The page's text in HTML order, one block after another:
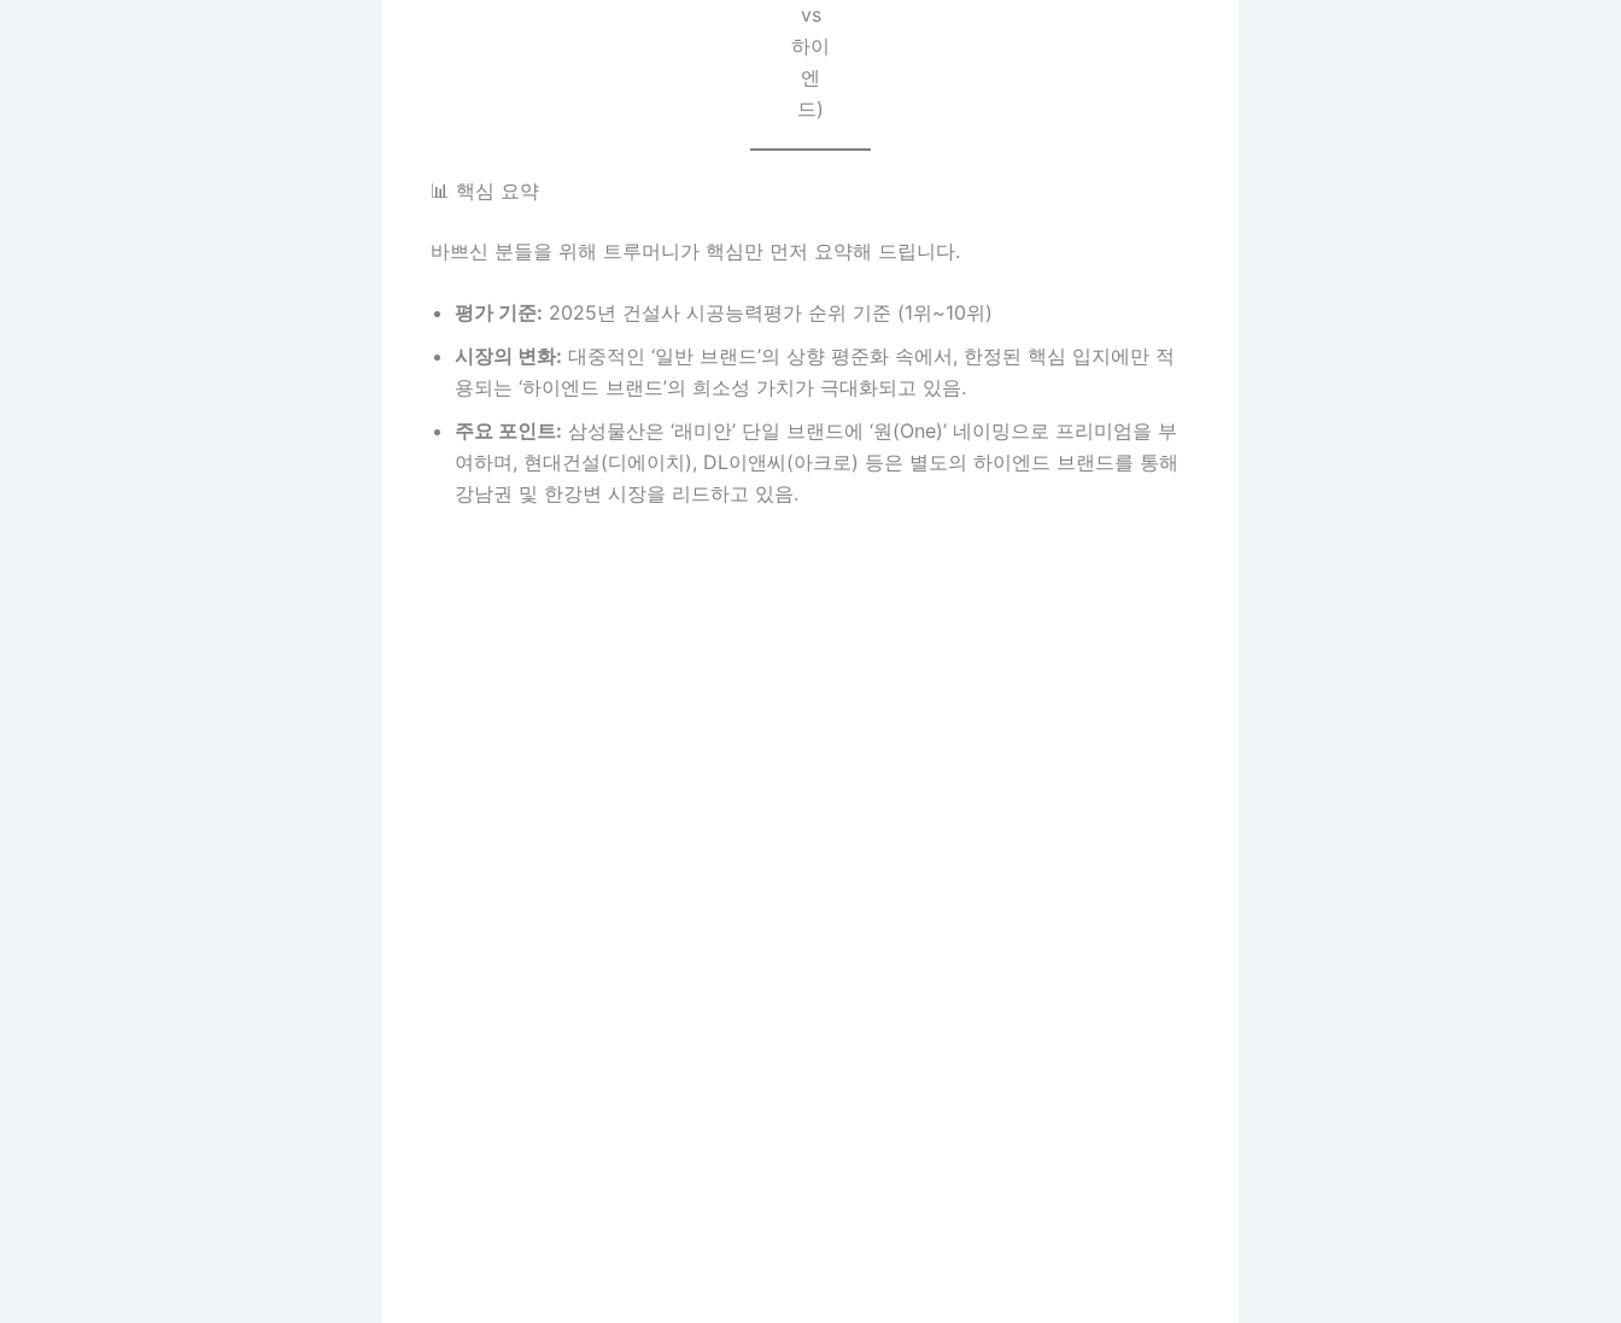
vs
하이
엔
드)
📊 핵심 요약
바쁘신 분들을 위해 트루머니가 핵심만 먼저 요약해 드립니다.
평가 기준: 2025년 건설사 시공능력평가 순위 기준 (1위~10위)
시장의 변화: 대중적인 ‘일반 브랜드’의 상향 평준화 속에서, 한정된 핵심 입지에만 적
용되는 ‘하이엔드 브랜드’의 희소성 가치가 극대화되고 있음.
주요 포인트: 삼성물산은 ‘래미안’ 단일 브랜드에 ‘원(One)’ 네이밍으로 프리미엄을 부
여하며, 현대건설(디에이치), DL이앤씨(아크로) 등은 별도의 하이엔드 브랜드를 통해
강남권 및 한강변 시장을 리드하고 있음.